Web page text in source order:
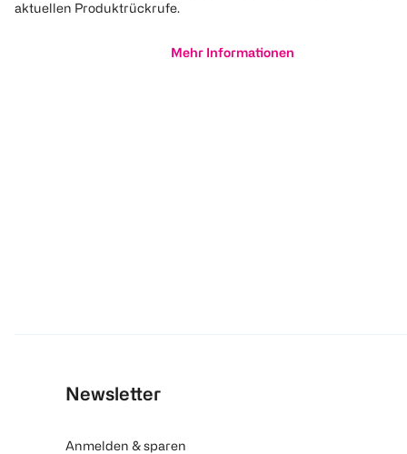
aktuellen Produktrückrufe.
Mehr Informationen
Newsletter
Anmelden & sparen